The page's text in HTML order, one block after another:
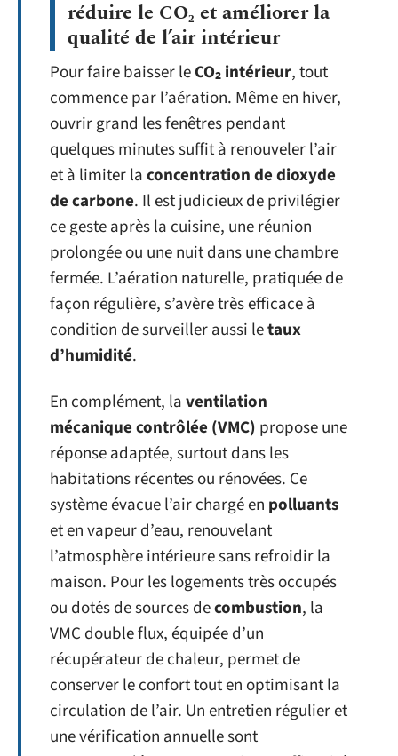
réduire le CO₂ et améliorer la
qualité de l’air intérieur
Pour faire baisser leCO₂ intérieur, tout
commence par l’aération. Même en hiver,
ouvrir grand les fenêtres pendant
quelques minutes suffit à renouveler l’air
et à limiter laconcentration de dioxyde
de carbone. Il est judicieux de privilégier
ce geste après la cuisine, une réunion
prolongée ou une nuit dans une chambre
fermée. L’aération naturelle, pratiquée de
façon régulière, s’avère très efficace à
condition de surveiller aussi letaux
d’humidité.
En complément, laventilation
mécanique contrôlée (VMC) propose une
réponse adaptée, surtout dans les
habitations récentes ou rénovées. Ce
système évacue l’air chargé en polluants
et en vapeur d’eau, renouvelant
l’atmosphère intérieure sans refroidir la
maison. Pour les logements très occupés
ou dotés de sources decombustion, la
VMC double flux, équipée d’un
récupérateur de chaleur, permet de
conserver le confort tout en optimisant la
circulation de l’air. Un entretien régulier et
une vérification annuelle sont